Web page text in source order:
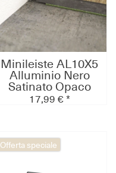
Minileiste AL10X5
Alluminio Nero
Satinato Opaco
C35
17,99 € *
Offerta speciale